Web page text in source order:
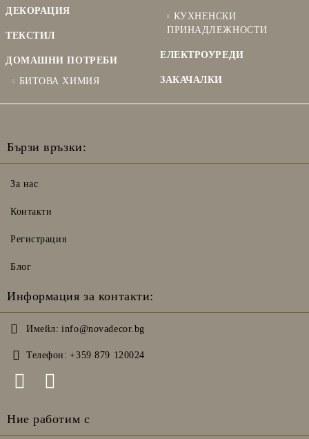
ДЕКОРАЦИЯ
ТЕКСТИЛ
ДОМАШНИ ПОТРЕБИ
БИТОВА ХИМИЯ
КУХНЕНСКИ
ПРИНАДЛЕЖНОСТИ
ЕЛЕКТРОУРЕДИ
ЗАКАЧАЛКИ
Бързи връзки:
За нас
Контакти
Регистрация
Блог
Информация за контакти:
Имейл: info@novadecor.bg
Телефон: +359 879 120024
Ние работим с